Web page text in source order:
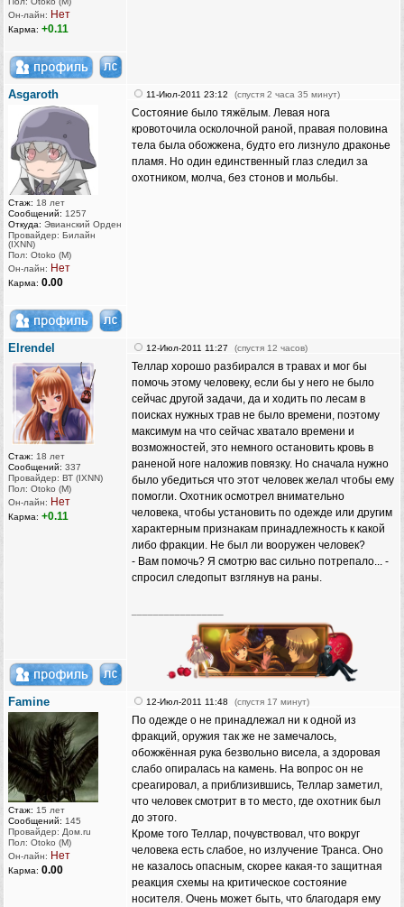
Он-лайн: Нет
Карма: +0.11
Asgaroth
Стаж: 18 лет
Сообщений: 1257
Откуда: Эвианский Орден
Провайдер: Билайн
(IXNN)
Пол: Otoko (M)
Он-лайн: Нет
Карма: 0.00
11-Июл-2011 23:12 (спустя 2 часа 35 минут)
Состояние было тяжёлым. Левая нога
кровоточила осколочной раной, правая половина
тела была обожжена, будто его лизнуло драконье
пламя. Но один единственный глаз следил за
охотником, молча, без стонов и мольбы.
Elrendel
Стаж: 18 лет
Сообщений: 337
Провайдер: ВТ (IXNN)
Пол: Otoko (M)
Он-лайн: Нет
Карма: +0.11
12-Июл-2011 11:27 (спустя 12 часов)
Теллар хорошо разбирался в травах и мог бы
помочь этому человеку, если бы у него не было
сейчас другой задачи, да и ходить по лесам в
поисках нужных трав не было времени, поэтому
максимум на что сейчас хватало времени и
возможностей, это немного остановить кровь в
раненой ноге наложив повязку. Но сначала нужно
было убедиться что этот человек желал чтобы ему
помогли. Охотник осмотрел внимательно
человека, чтобы установить по одежде или другим
характерным признакам принадлежность к какой
либо фракции. Не был ли вооружен человек?
- Вам помочь? Я смотрю вас сильно потрепало... -
спросил следопыт взглянув на раны.
Famine
Стаж: 15 лет
Сообщений: 145
Провайдер: Дом.ru
Пол: Otoko (M)
Он-лайн: Нет
Карма: 0.00
12-Июл-2011 11:48 (спустя 17 минут)
По одежде о не принадлежал ни к одной из
фракций, оружия так же не замечалось,
обожжённая рука безвольно висела, а здоровая
слабо опиралась на камень. На вопрос он не
среагировал, а приблизившись, Теллар заметил,
что человек смотрит в то место, где охотник был
до этого.
Кроме того Теллар, почувствовал, что вокруг
человека есть слабое, но излучение Транса. Оно
не казалось опасным, скорее какая-то защитная
реакция схемы на критическое состояние
носителя. Очень может быть, что благодаря ему